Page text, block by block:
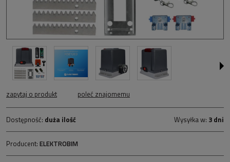
zapytaj o produkt poleć znajomemu
Dostępność: duża ilość Wysyłka w: 3 dni
Producent: ELEKTROBIM